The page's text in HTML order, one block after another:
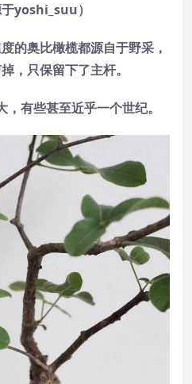
于yoshi_suu）
的奥比橄榄都源自于野采，
，只保留下了主杆。
有些甚至近乎一个世纪。